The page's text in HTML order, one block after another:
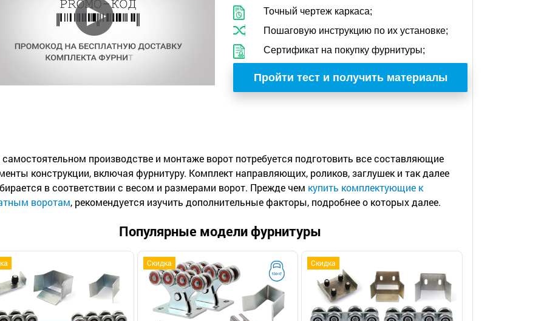
Точный чертеж каркаса;
Пошаговую инструкцию по их установке;
Сертификат на покупку фурнитуры;
Пройти тест и получить материалы
производстве и монтаже ворот потребуется подготовить все составляющие
конструкции, включая фурнитуру. Комплект направляющих, роликов, заглушек и так далее
в соответствии с весом и размерами ворот. Прежде чем купить комплектующие к
воротам, рекомендуется изучить дополнительные факторы, подробнее о которых далее.
Популярные модели фурнитуры
Скидка Скидка